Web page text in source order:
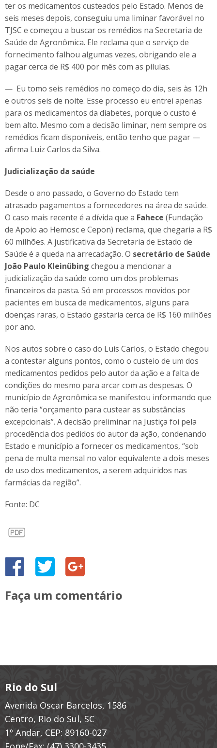
ter os medicamentos custeados pelo Estado. Menos de
seis meses depois, conseguiu uma liminar favorável no
TJSC e começou a buscar os remédios na Secretaria de
Saúde de Agronômica. Ele reclama que o serviço de
fornecimento falhou algumas vezes, obrigando ele a
pagar cerca de R$ 400 por mês com as pílulas.
— Eu tomo seis remédios no começo do dia, seis às 12h
e outros seis de noite. Esse processo eu entrei apenas
para os medicamentos da diabetes, porque o custo é
bem alto. Mesmo com a decisão liminar, nem sempre os
remédios ficam disponíveis, então tenho que pagar —
afirma Luiz Carlos da Silva.
Judicialização da saúde
Desde o ano passado, o Governo do Estado tem
atrasado pagamentos a fornecedores na área de saúde.
O caso mais recente é a dívida que a Fahece (Fundação
de Apoio ao Hemosc e Cepon) reclama, que chegaria a R$
60 milhões. A justificativa da Secretaria de Estado de
Saúde é a queda na arrecadação. O secretário de Saúde
João Paulo Kleinübing chegou a mencionar a
judicialização da saúde como um dos problemas
financeiros da pasta. Só em processos movidos por
pacientes em busca de medicamentos, alguns para
doenças raras, o Estado gastaria cerca de R$ 160 milhões
por ano.
Nos autos sobre o caso do Luis Carlos, o Estado chegou
a contestar alguns pontos, como o custeio de um dos
medicamentos pedidos pelo autor da ação e a falta de
condições do mesmo para arcar com as despesas. O
município de Agronômica se manifestou informando que
não teria “orçamento para custear as substâncias
excepcionais”. A decisão preliminar na Justiça foi pela
procedência dos pedidos do autor da ação, condenando
Estado e município a fornecer os medicamentos, “sob
pena de multa mensal no valor equivalente a dois meses
de uso dos medicamentos, a serem adquiridos nas
farmácias da região”.
Fonte: DC
Faça um comentário
Rio do Sul
Avenida Oscar Barcelos, 1586
Centro, Rio do Sul, SC
1º Andar, CEP: 89160-027